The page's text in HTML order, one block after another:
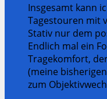
Insgesamt kann
Tagestouren mit
Stativ nur dem
Endlich mal ein
Tragekomfort,
(meine
zum